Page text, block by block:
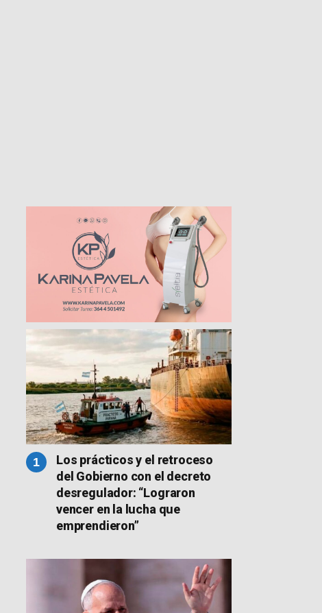
Los prácticos y el retroceso
del Gobierno con el decreto
desregulador: “Lograron
vencer en la lucha que
emprendieron”